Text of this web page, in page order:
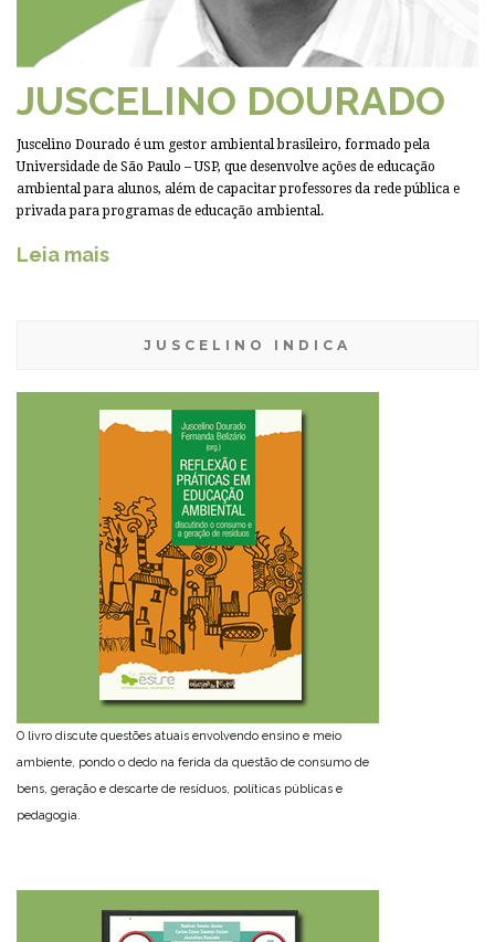
JUSCELINO DOURADO
Juscelino Dourado é um gestor ambiental brasileiro, formado pela
Universidade de São Paulo – USP, que desenvolve ações de educação
ambiental para alunos, além de capacitar professores da rede pública e
privada para programas de educação ambiental.
Leia mais
JUSCELINO INDICA
O livro discute questões atuais envolvendo ensino e meio
ambiente, pondo o dedo na ferida da questão de consumo de
bens, geração e descarte de resíduos, políticas públicas e
pedagogia.